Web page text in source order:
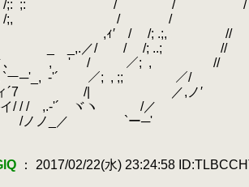
;:
/ / /
/ / l ﾑ/
′ / /; .;,
//
／/ / /; ..;
//
,
' / ／; ,
//
-'´ ／; , ;;
／/
-,.ィ´7 /| ／,ノ′
/ / / ,.-'´ ヾヽ /／
ノ_／ `ー─'
： 2017/02/22(水) 23:24:58